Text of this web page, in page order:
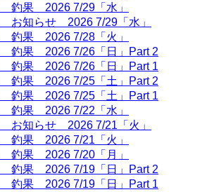
釣果 2026 7/29「水」
お知らせ 2026 7/29「水」
釣果 2026 7/28「火」
釣果 2026 7/26「日」Part 2
釣果 2026 7/26「日」Part 1
釣果 2026 7/25「土」Part 2
釣果 2026 7/25「土」Part 1
釣果 2026 7/22「水」
お知らせ 2026 7/21「火」
釣果 2026 7/21「火」
釣果 2026 7/20「月」
釣果 2026 7/19「日」Part 2
釣果 2026 7/19「日」Part 1